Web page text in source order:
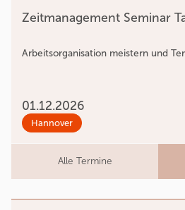
Zeitmanagement Seminar
Arbeitsorganisation meistern und
01.12.2026
Hannover
Alle Termine